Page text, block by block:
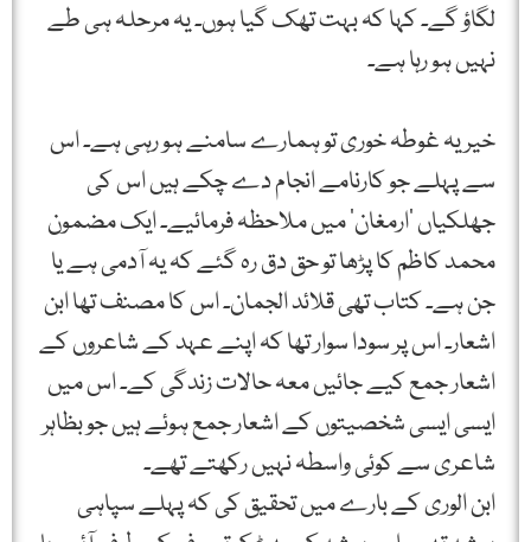
لگاؤ گے۔ کہا کہ بہت تھک گیا ہوں۔ یہ مرحلہ ہی طے
نہیں ہو رہا ہے۔
خیر یہ غوطہ خوری تو ہمارے سامنے ہو رہی ہے۔ اس
سے پہلے جو کارنامے انجام دے چکے ہیں اس کی
جھلکیاں ’ارمغان‘ میں ملاحظہ فرمائیے۔ ایک مضمون
محمد کاظم کا پڑھا تو حق دق رہ گئے کہ یہ آدمی ہے یا
جن ہے۔ کتاب تھی قلائد الجمان۔ اس کا مصنف تھا ابن
اشعار۔ اس پر سودا سوار تھا کہ اپنے عہد کے شاعروں کے
اشعار جمع کیے جائیں معہ حالات زندگی کے۔ اس میں
ایسی ایسی شخصیتوں کے اشعار جمع ہوئے ہیں جو بظاہر
شاعری سے کوئی واسطہ نہیں رکھتے تھے۔
ابن الوری کے بارے میں تحقیق کی کہ پہلے سپاہی